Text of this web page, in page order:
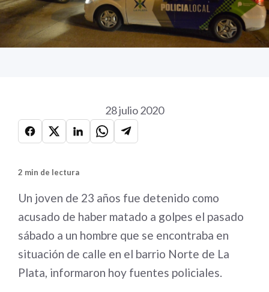
28 julio 2020
2 min de lectura
Un joven de 23 años fue detenido como
acusado de haber matado a golpes el pasado
sábado a un hombre que se encontraba en
situación de calle en el barrio Norte de La
Plata, informaron hoy fuentes policiales.